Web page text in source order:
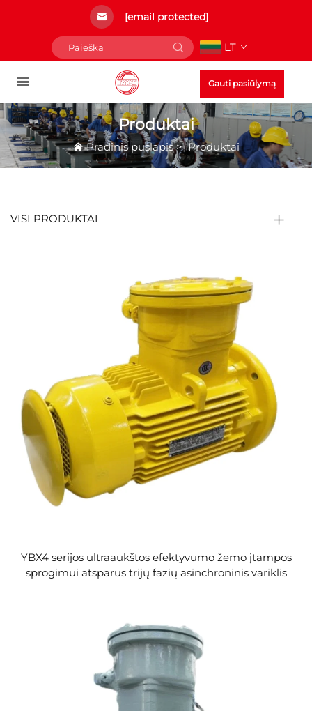
[email protected]
LT
Gauti pasiūlymą
Produktai
Pradinis puslapis>Produktai
VISI PRODUKTAI
YBX4 serijos ultraaukštos efektyvumo žemo įtampos
sprogimui atsparus trijų fazių asinchroninis variklis